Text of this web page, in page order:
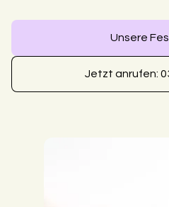
Unsere
Jetzt anrufen: